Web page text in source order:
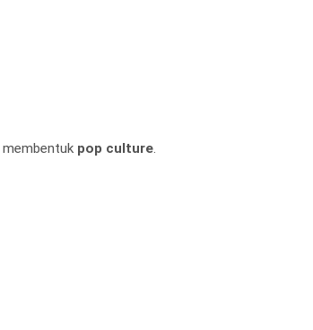
membentuk pop culture.